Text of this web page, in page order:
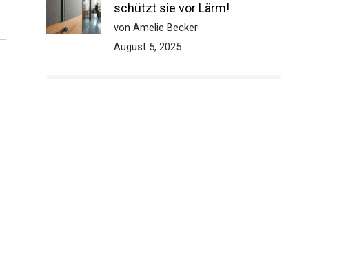
schützt sie vor Lärm!
von Amelie Becker
August 5, 2025